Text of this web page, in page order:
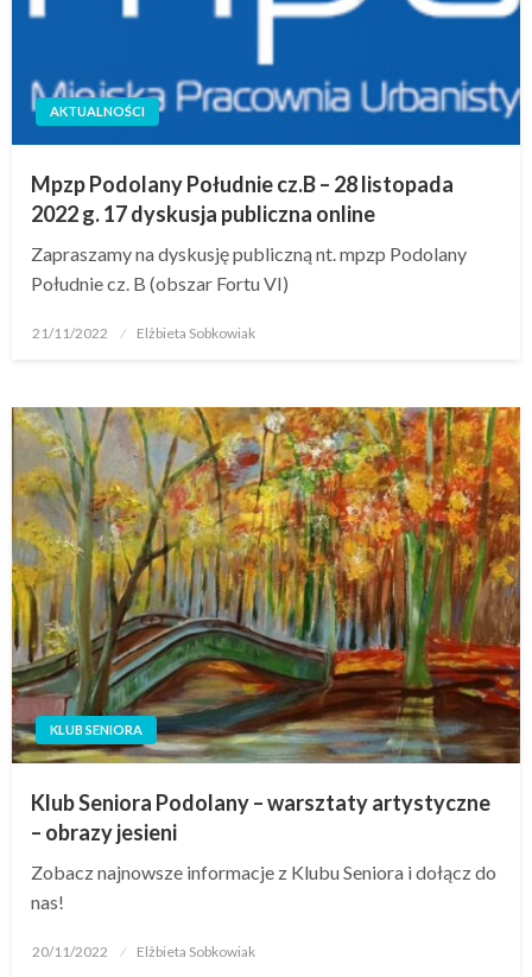
AKTUALNOŚCI
Mpzp Podolany Południe cz.B – 28 listopada
2022 g. 17 dyskusja publiczna online
Zapraszamy na dyskusję publiczną nt. mpzp Podolany
Południe cz. B (obszar Fortu VI)
21/11/2022 Elżbieta Sobkowiak
KLUB SENIORA
Klub Seniora Podolany – warsztaty artystyczne
– obrazy jesieni
Zobacz najnowsze informacje z Klubu Seniora i dołącz do
nas!
20/11/2022 Elżbieta Sobkowiak